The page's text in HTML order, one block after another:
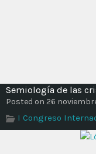
Semiología de las
Posted on 26
I Congreso